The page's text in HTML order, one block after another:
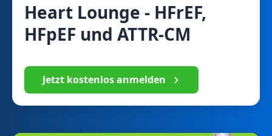
Heart Lounge - HFrEF,
HFpEF und ATTR-CM
Jetzt kostenlos anmelden